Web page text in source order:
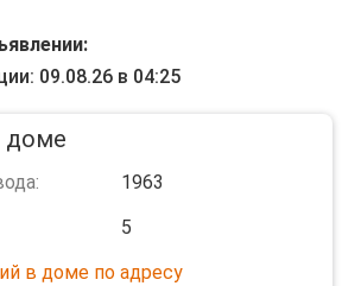
09.08.26 в 04:25
доме
1963
5
в доме по адресу